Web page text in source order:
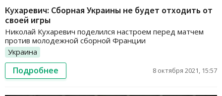
Кухаревич: Сборная Украины не будет отходить от
своей игры
Николай Кухаревич поделился настроем перед матчем
против молодежной сборной Франции
Украина
Подробнее 8 октября 2021, 15:57